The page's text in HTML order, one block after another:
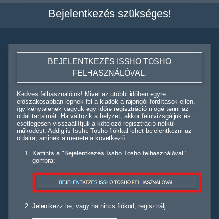
Bejelentkezés szükséges!
BEJELENTKEZÉS ISSHO TOSHO
FELHASZNÁLÓVAL.
Kedves felhasználóink! Mivel az utóbbi időben egyre
erőszakosabban lépnek fel a kiadók a rajongói fordítások ellen,
így kénytelenek vagyuk egy időre regisztráció mögé tenni az
oldal tartalmát. Ha változik a helyzet, akkor felülvizsgáljuk és
esetlegesen visszaállítjuk a kötelező regisztráció nélküli
működést. Addig is Issho Tosho fiókkal lehet bejelentkezni az
oldalra, aminek a menete a következő:
Kattints a "Bejelentkezés Issho Tosho felhasználóval."
gombra:
Jelentkezz be, vagy ha nincs fiókod, regisztrálj: